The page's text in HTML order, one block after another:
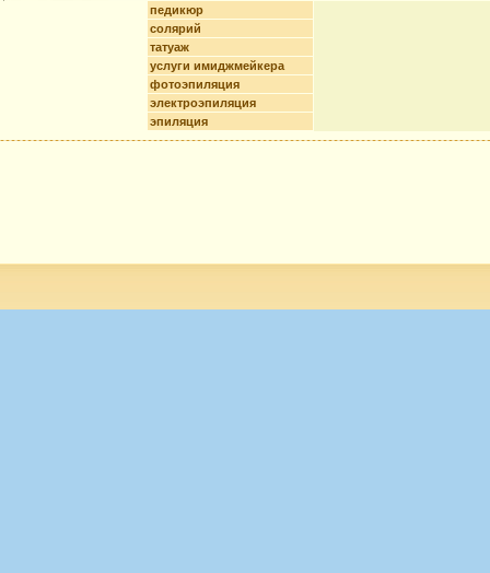
педикюр
солярий
татуаж
услуги имиджмейкера
фотоэпиляция
электроэпиляция
эпиляция